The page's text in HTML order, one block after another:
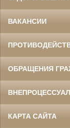
ВАКАНСИИ
ОБРАЩЕНИЯ
КАРТА САЙТА